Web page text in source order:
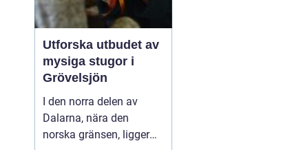
Utforska utbudet av
mysiga stugor i
Grövelsjön
I den norra delen av
Dalarna, nära den
norska gränsen, ligger